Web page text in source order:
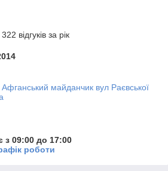
відгуків за рік
майданчик вул Раєвської
з 09:00 до 17:00
роботи